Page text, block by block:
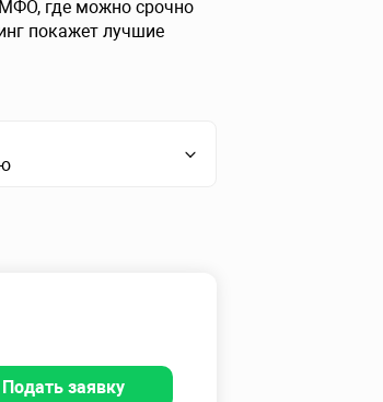
где можно срочно
покажет лучшие
Подать заявку